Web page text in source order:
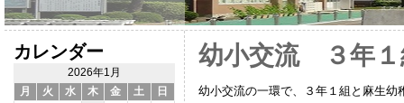
カレンダー
2026年1月
月
火 水 木 金 土
日
幼小交流 ３年１
幼小交流の一環で、３年１組と麻生